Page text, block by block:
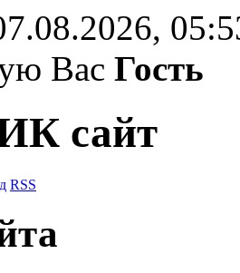
Вас Гость
сайт
RSS